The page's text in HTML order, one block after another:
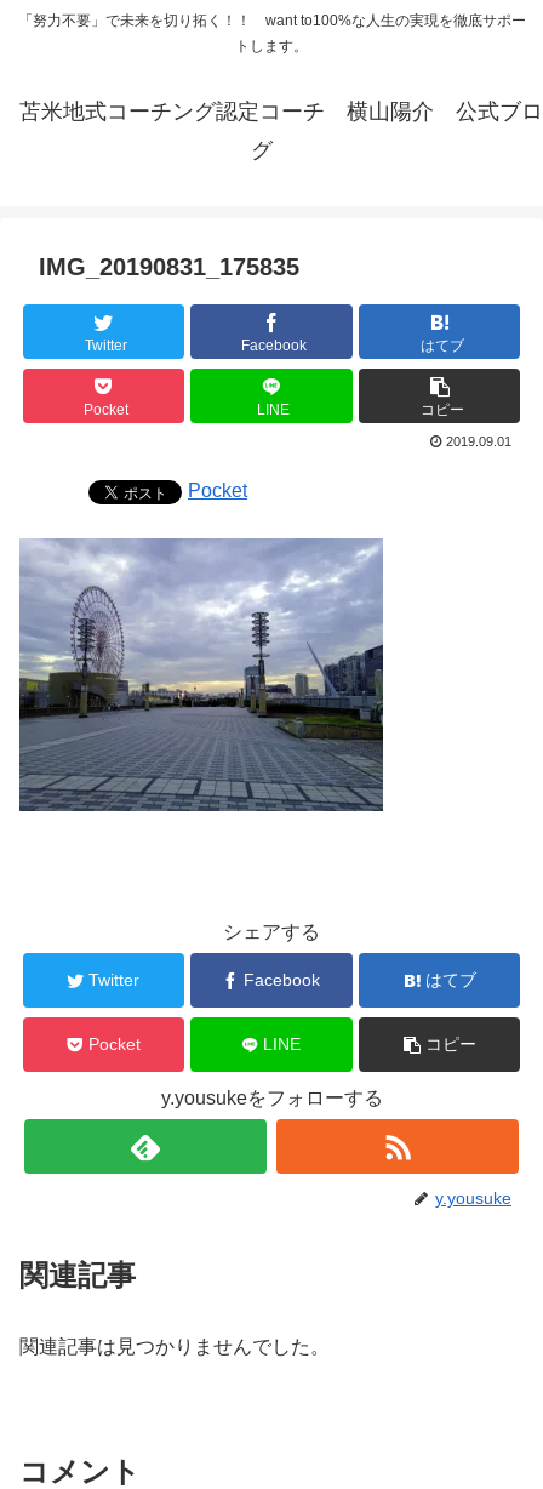
「努力不要」で未来を切り拓く！！ want to100%な人生の実現を徹底サポー
トします。
苫米地式コーチング認定コーチ 横山陽介 公式ブロ
グ
IMG_20190831_175835
Twitter Facebook はてブ
Pocket LINE コピー
2019.09.01
Pocket
シェアする
Twitter Facebook はてブ
Pocket LINE コピー
y.yousukeをフォローする
y.yousuke
関連記事
関連記事は見つかりませんでした。
コメント